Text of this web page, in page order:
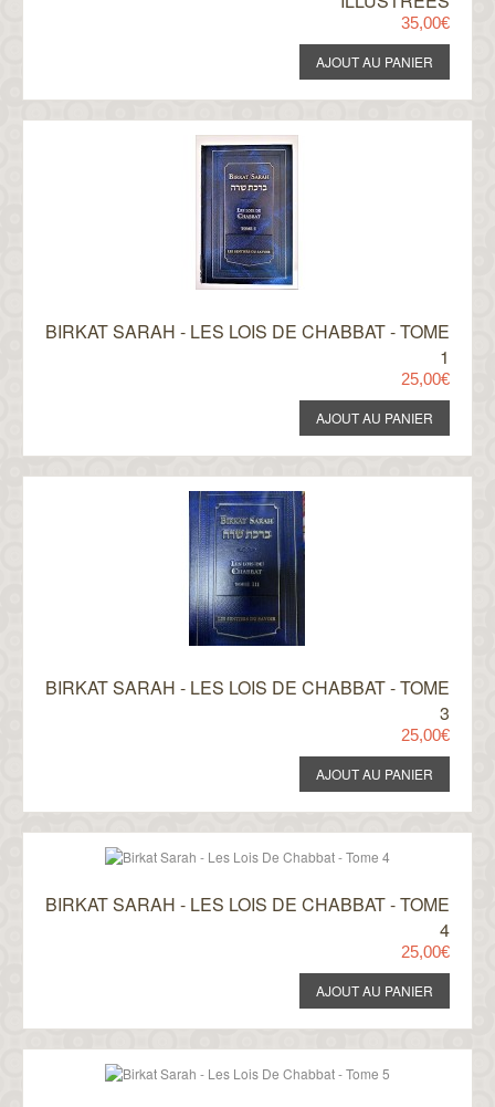
35,00€
BIRKAT SARAH - LES LOIS DE CHABBAT - TOME
1
25,00€
BIRKAT SARAH - LES LOIS DE CHABBAT - TOME
3
25,00€
BIRKAT SARAH - LES LOIS DE CHABBAT - TOME
4
25,00€